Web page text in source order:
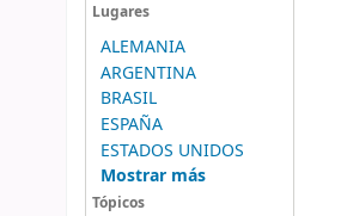
Lugares
ALEMANIA
ARGENTINA
BRASIL
ESPAÑA
ESTADOS UNIDOS
Mostrar más
Tópicos